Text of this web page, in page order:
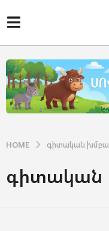
HOME գիտական
գիտական